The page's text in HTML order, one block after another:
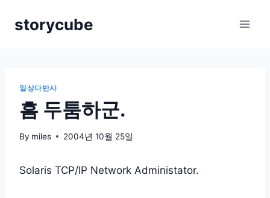
storycube
일상다반사
흠 두툼하군.
By miles 2004년 10월 25일
Solaris TCP/IP Network Administator.